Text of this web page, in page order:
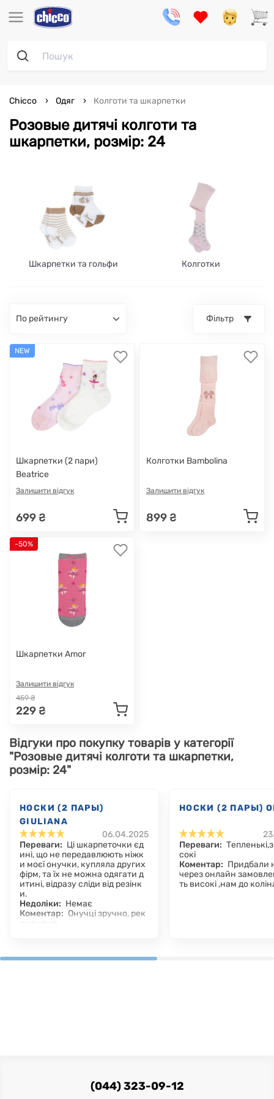
Розовые дитячі колготи та
шкарпетки, розмір: 24
Chicco Одяг Колготи та шкарпетки
Шкарпетки та гольфи Колготки
по рейтингу Фільтр
NEW
Шкарпетки (2 пари)
Beatrice
Залишити відгук
699 ₴
Колготки Bambolina
Залишити відгук
899 ₴
-50%
Шкарпетки Amor
Залишити відгук
459 ₴
229 ₴
Відгуки про покупку товарів у категорії
"Розовые дитячі колготи та шкарпетки,
розмір: 24"
НОСКИ (2 ПАРЫ)
GIULIANA
06.04.2025
Переваги: Ці шкарпеточки єд
ині, що не передавлюють ніжк
и моєї онучки, купляла других
фірм, та їх не можна одягати д
итині, відразу сліди від резінк
и.
Недоліки: Немає
Коментар: Онучці зручно, рек
НОСКИ (2 ПАРЫ)
Переваги:
сокі
Коментар: Придбали
через онлайн
ть високі ,нам до
(044) 323-09-12